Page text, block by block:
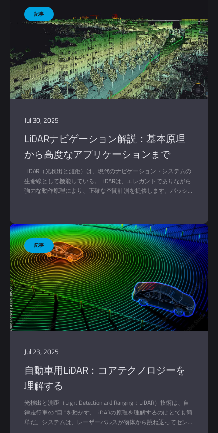
Jul 23, 2025
自動車用LiDAR：コアテクノロジーを
理解する
光検出と測距（Light Detection and Ranging：LiDAR）技術は、自
律走行車の "目 "を動かす。LiDARの原理を理解するのはとても簡
単だ。システムは、レーザーパルスが物体から跳ね返ってセンサ
Jul 30, 2025
LiDARナビゲーション解説：基本原理
から高度なアプリケーションまで
LiDAR（光検出と測距）は、現代のナビゲーション・システムの
生命線として機能している。LiDARは、エレガントでありながら
強力な動作原理により、正確な空間計測を提供します。パッシ
正確な距離を計算するのに役立ちます。